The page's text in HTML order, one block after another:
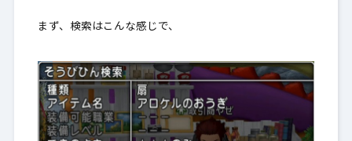
まず、検索はこんな感じで、